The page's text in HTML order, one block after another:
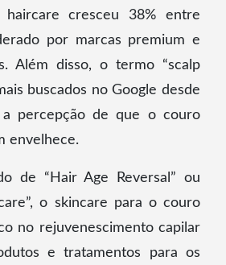
cresceu 38% entre
por marcas premium e
Além disso, o termo “scalp
buscados no Google desde
a percepção de que o couro
envelhece.
de “Hair Age Reversal” ou
o skincare para o couro
no rejuvenescimento capilar
e tratamentos para os